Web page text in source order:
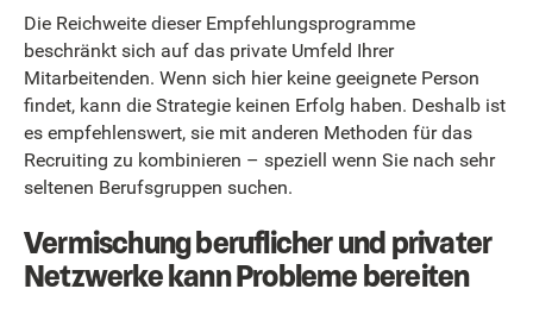
Die Reichweite dieser Empfehlungsprogramme
beschränkt sich auf das private Umfeld Ihrer
Mitarbeitenden. Wenn sich hier keine geeignete Person
findet, kann die Strategie keinen Erfolg haben. Deshalb ist
es empfehlenswert, sie mit anderen Methoden für das
Recruiting zu kombinieren – speziell wenn Sie nach sehr
seltenen Berufsgruppen suchen.
Vermischung beruflicher und privater
Netzwerke kann Probleme bereiten